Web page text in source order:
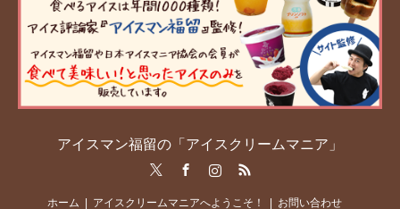
アイスマン福留の「アイスクリームマニア」
RSS
ホーム アイスクリームマニアへようこそ！ お問い合わせ